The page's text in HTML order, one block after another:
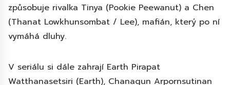
způsobuje rivalka Tinya (Pookie Peewanut) a Chen
(Thanat Lowkhunsombat / Lee), mafián, který po ní
vymáhá dluhy.
V seriálu si dále zahrají Earth Pirapat
Watthanasetsiri (Earth), Chanagun Arpornsutinan